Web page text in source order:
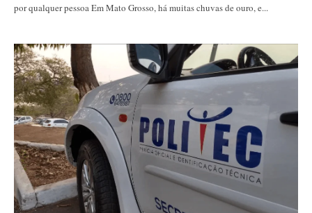
por qualquer pessoa Em Mato Grosso, há muitas chuvas de ouro, e...